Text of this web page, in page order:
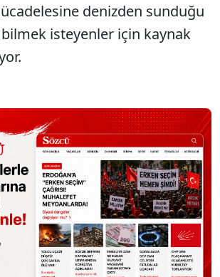
denizden sunduğu
bilmek isteyenler için kaynak